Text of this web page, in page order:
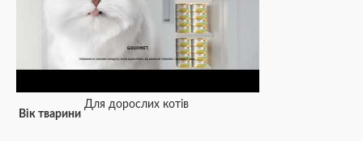
Вік тварини
Для дорослих котів